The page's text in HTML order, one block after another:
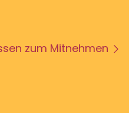
zum Mitnehmen